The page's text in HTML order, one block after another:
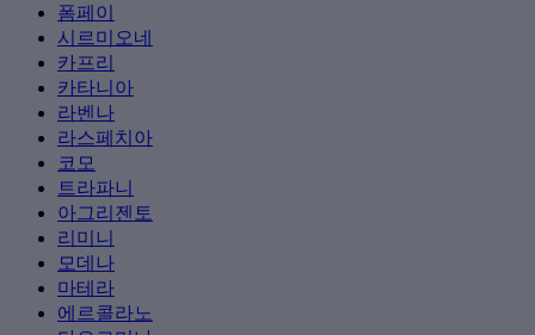
폼페이
시르미오네
카프리
카타니아
라벤나
라스페치아
코모
트라파니
아그리젠토
리미니
모데나
마테라
에르콜라노